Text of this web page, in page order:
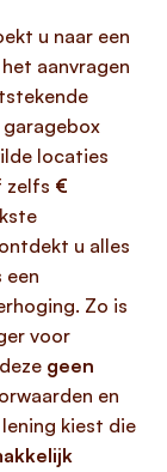
u naar een
aanvragen
locaties
zelfs €
u alles
een
Zo is
voor
geen
en
kiest die